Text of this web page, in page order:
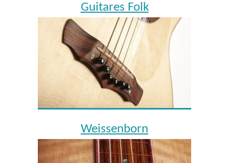
Guitares Folk
Weissenborn